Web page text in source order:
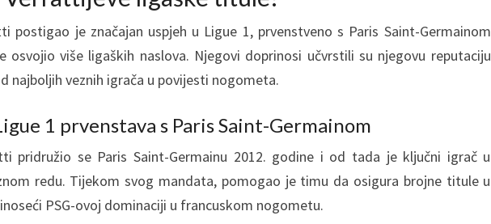
postigao je značajan uspjeh u Ligue 1, prvenstveno s Paris Saint-Germainom
osvojio više ligaških naslova. Njegovi doprinosi učvrstili su njegovu reputaciju
najboljih veznih igrača u povijesti nogometa.
1 prvenstava s Paris Saint-Germainom
pridružio se Paris Saint-Germainu 2012. godine i od tada je ključni igrač u
redu. Tijekom svog mandata, pomogao je timu da osigura brojne titule u
PSG-ovoj dominaciji u francuskom nogometu.